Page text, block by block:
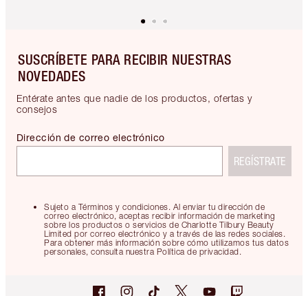
SUSCRÍBETE PARA RECIBIR NUESTRAS
NOVEDADES
Entérate antes que nadie de los productos, ofertas y
consejos
Sujeto a Términos y condiciones. Al enviar tu dirección de
correo electrónico, aceptas recibir información de marketing
sobre los productos o servicios de Charlotte Tilbury Beauty
Limited por correo electrónico y a través de las redes sociales.
Para obtener más información sobre cómo utilizamos tus datos
personales, consulta nuestra Política de privacidad.
Dirección de correo electrónico
REGÍSTRATE